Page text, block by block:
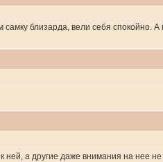
самку близарда, вели себя спокойно.
ней, а другие даже внимания на нее